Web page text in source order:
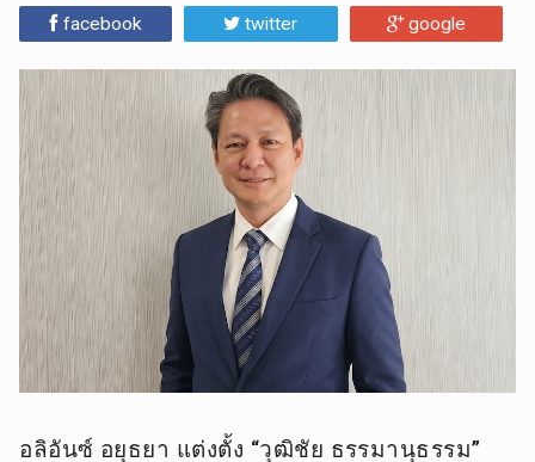
facebook twitter google
อลิอันซ์ อยุธยา แต่งตั้ง “วุฒิชัย ธรรมานุธรรม”